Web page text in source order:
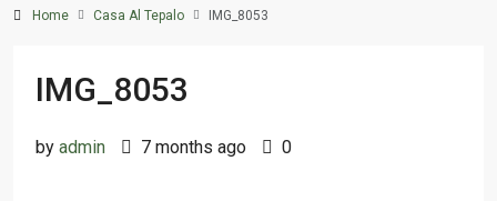
Home Casa Al Tepalo IMG_8053
IMG_8053
by admin 7 months ago 0